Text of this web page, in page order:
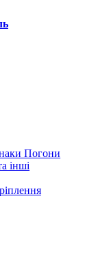
Погони
інші